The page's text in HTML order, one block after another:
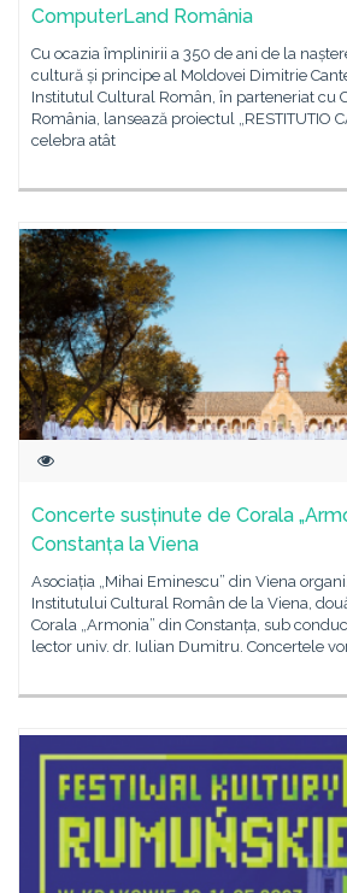
ComputerLand România
Cu ocazia împlinirii a 350 de ani de la
cultură și principe al Moldovei Dimitrie
Institutul Cultural Român, în parteneriat cu
România, lansează proiectul „RESTITUTIO
celebra atât
Concerte susținute de Corala
Constanța la Viena
Asociația „Mihai Eminescu” din Viena
Institutului Cultural Român de la Viena,
Corala „Armonia” din Constanța, sub
lector univ. dr. Iulian Dumitru. Concertele